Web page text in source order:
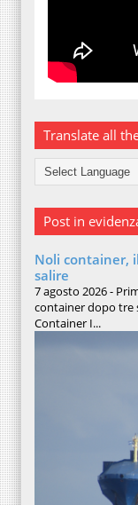
Translate all
Post in
Noli container,
salire
7 agosto 2026 -
container dopo tre
Container I...